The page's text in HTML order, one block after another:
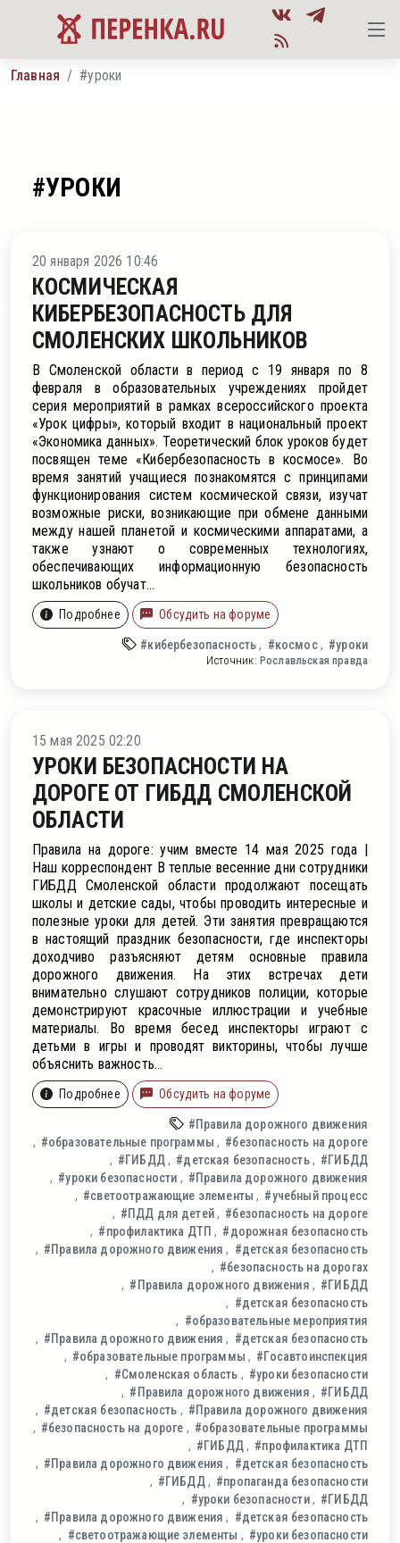
Главная #уроки
#УРОКИ
20 января 2026 10:46
КОСМИЧЕСКАЯ
КИБЕРБЕЗОПАСНОСТЬ ДЛЯ
СМОЛЕНСКИХ ШКОЛЬНИКОВ
В Смоленской области в период с 19 января по 8
февраля в образовательных учреждениях пройдет
серия мероприятий в рамках всероссийского проекта
«Урок цифры», который входит в национальный проект
«Экономика данных». Теоретический блок уроков будет
посвящен теме «Кибербезопасность в космосе». Во
время занятий учащиеся познакомятся с принципами
функционирования систем космической связи, изучат
возможные риски, возникающие при обмене данными
между нашей планетой и космическими аппаратами, а
также узнают о современных технологиях,
обеспечивающих информационную безопасность
школьников обучат...
Подробнее Обсудить на форуме
#кибербезопасность #космос #уроки
Источник: Рославльская правда
15 мая 2025 02:20
УРОКИ БЕЗОПАСНОСТИ НА
ДОРОГЕ ОТ ГИБДД СМОЛЕНСКОЙ
ОБЛАСТИ
Правила на дороге: учим вместе 14 мая 2025 года |
Наш корреспондент В теплые весенние дни сотрудники
ГИБДД Смоленской области продолжают посещать
школы и детские сады, чтобы проводить интересные и
полезные уроки для детей. Эти занятия превращаются
в настоящий праздник безопасности, где инспекторы
доходчиво разъясняют детям основные правила
дорожного движения. На этих встречах дети
внимательно слушают сотрудников полиции, которые
демонстрируют красочные иллюстрации и учебные
материалы. Во время бесед инспекторы играют с
детьми в игры и проводят викторины, чтобы лучше
объяснить важность...
Подробнее Обсудить на форуме
#Правила дорожного движения
#образовательные программы
#безопасность на дороге
#ГИБДД
#детская безопасность
#ГИБДД
#уроки безопасности
#Правила дорожного движения
#светоотражающие элементы
#учебный процесс
#ПДД для детей
#безопасность на дороге
#профилактика ДТП
#дорожная безопасность
#Правила дорожного движения
#детская безопасность
#безопасность на дорогах
#Правила дорожного движения
#ГИБДД
#детская безопасность
#образовательные мероприятия
#Правила дорожного движения
#детская безопасность
#образовательные программы
#Госавтоинспекция
#Смоленская область
#уроки безопасности
#Правила дорожного движения
#ГИБДД
#детская безопасность
#Правила дорожного движения
#безопасность на дороге
#образовательные программы
#ГИБДД
#профилактика ДТП
#Правила дорожного движения
#детская безопасность
#ГИБДД
#пропаганда безопасности
#уроки безопасности
#ГИБДД
#Правила дорожного движения
#детская безопасность
#светоотражающие элементы
#уроки безопасности